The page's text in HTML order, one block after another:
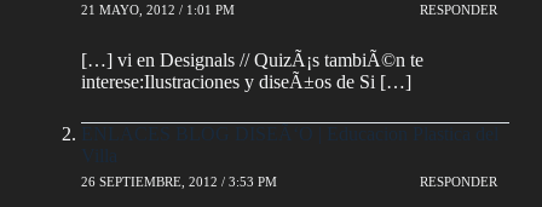
21 MAYO, 2012 / 1:01 PM RESPONDER
[…] vi en Designals // QuizÃ¡s tambiÃ©n te
interese:Ilustraciones y diseÃ±os de Si […]
ENLACES BLOG DISEÃ‘O | Educacion Plastica del
Villa
26 SEPTIEMBRE, 2012 / 3:53 PM RESPONDER